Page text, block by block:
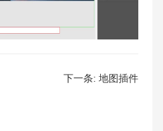
下一条: 地图插件